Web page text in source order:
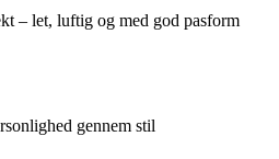
– let, luftig og med god pasform
gennem stil